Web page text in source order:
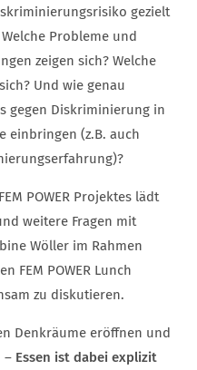
gezielt
Probleme und
zeigen sich? Welche
Und wie genau
gegen Diskriminierung in
einbringen (z.B. auch
POWER Projektes lädt
weitere Fragen mit
Wöller im Rahmen
FEM POWER Lunch
zu diskutieren.
Denkräume eröffnen und
– Essen ist dabei explizit